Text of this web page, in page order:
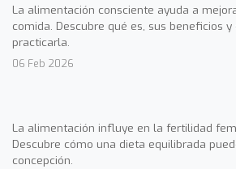
La alimentación consciente ayuda a
comida. Descubre qué es, sus beneficios
practicarla.
06 Feb 2026
La alimentación influye en la fertilidad
Descubre cómo una dieta equilibrada
concepción.